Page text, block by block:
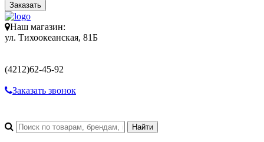
Заказать
Наш магазин:
ул. Тихоокеанская, 81Б
(4212)62-45-92
Заказать звонок